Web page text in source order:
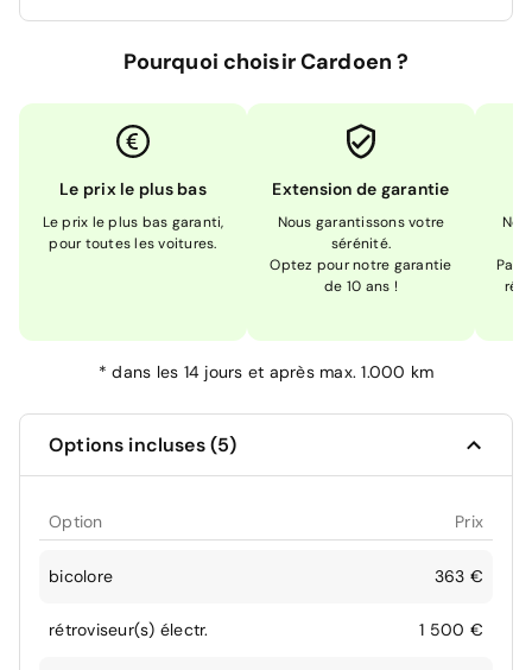
Pourquoi choisir Cardoen ?
Le prix le plus bas
Le prix le plus bas garanti,
pour toutes les voitures.
Extension de garantie
Nous garantissons votre
sérénité.
Optez pour notre garantie
de 10 ans !
Pas
*dans les 14 jours et après max. 1.000 km
Options incluses (5)
Option Prix
bicolore 363 €
rétroviseur(s) électr. 1 500 €